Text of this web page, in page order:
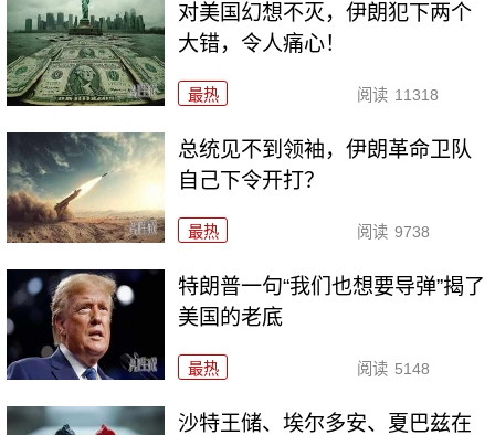
对美国幻想不灭，伊朗犯下两个
大错，令人痛心！
最热 阅读 11318
总统见不到领袖，伊朗革命卫队
自己下令开打？
最热 阅读 9738
特朗普一句“我们也想要导弹”揭了
美国的老底
最热 阅读 5148
沙特王储、埃尔多安、夏巴兹在